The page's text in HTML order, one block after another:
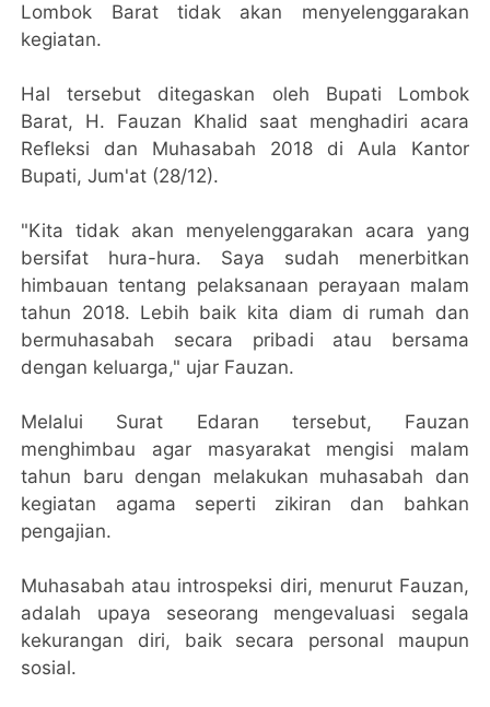
Lombok Barat tidak akan menyelenggarakan
kegiatan.
Hal tersebut ditegaskan oleh Bupati Lombok
Barat, H. Fauzan Khalid saat menghadiri acara
Refleksi dan Muhasabah 2018 di Aula Kantor
Bupati, Jum'at (28/12).
"Kita tidak akan menyelenggarakan acara yang
bersifat hura-hura. Saya sudah menerbitkan
himbauan tentang pelaksanaan perayaan malam
tahun 2018. Lebih baik kita diam di rumah dan
bermuhasabah secara pribadi atau bersama
dengan keluarga," ujar Fauzan.
Melalui Surat Edaran tersebut, Fauzan
menghimbau agar masyarakat mengisi malam
tahun baru dengan melakukan muhasabah dan
kegiatan agama seperti zikiran dan bahkan
pengajian.
Muhasabah atau introspeksi diri, menurut Fauzan,
adalah upaya seseorang mengevaluasi segala
kekurangan diri, baik secara personal maupun
sosial.